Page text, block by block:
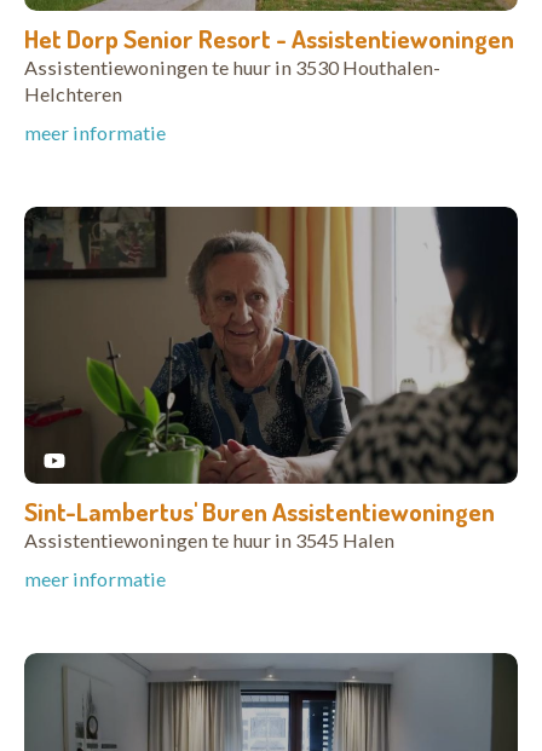
Het Dorp Senior Resort - Assistentiewoningen
Assistentiewoningen te huur in 3530 Houthalen-
Helchteren
meer informatie
Sint-Lambertus' Buren Assistentiewoningen
Assistentiewoningen te huur in 3545 Halen
meer informatie